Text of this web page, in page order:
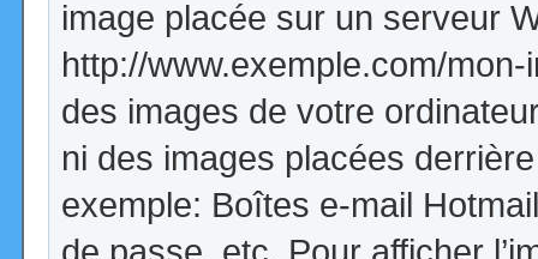
image placée sur un serveur
http://www.exemple.com/
des images de votre
ni des images placées
exemple: Boîtes e-mail